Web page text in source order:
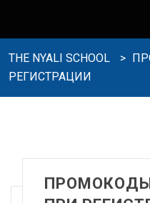
THE NYALI SCHOOL >
РЕГИСТРАЦИИ